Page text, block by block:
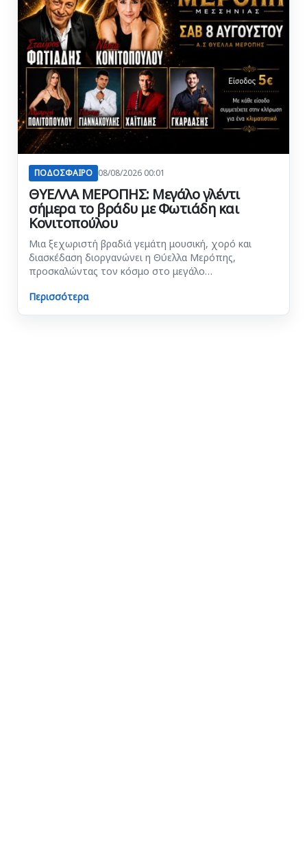
ΠΟΔΟΣΦΑΙΡΟ 08/08/2026 00:01
ΘΥΕΛΛΑ ΜΕΡΟΠΗΣ: Μεγάλο γλέντι
σήμερα το βράδυ με Φωτιάδη και
Κονιτοπούλου
Μια ξεχωριστή βραδιά γεμάτη μουσική, χορό και
διασκέδαση διοργανώνει η Θύελλα Μερόπης,
προσκαλώντας τον κόσμο στο μεγάλο…
Περισσότερα